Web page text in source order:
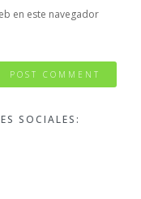
en este navegador
SOCIALES: